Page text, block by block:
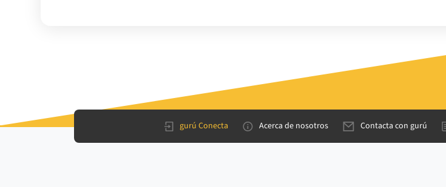
gurú Conecta Acerca de nosotros Contacta con gurú